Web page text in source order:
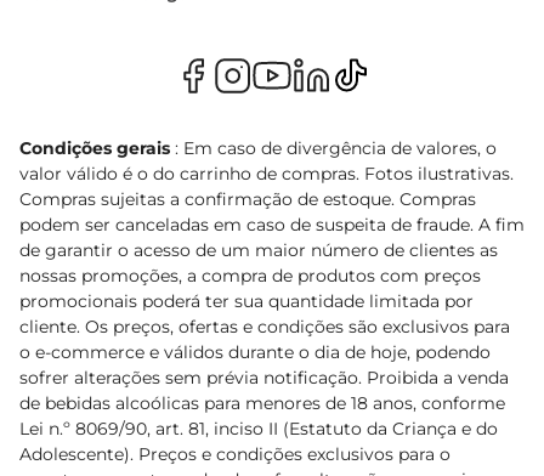
Condições gerais : Em caso de divergência de valores, o
valor válido é o do carrinho de compras. Fotos ilustrativas.
Compras sujeitas a confirmação de estoque. Compras
podem ser canceladas em caso de suspeita de fraude. A fim
de garantir o acesso de um maior número de clientes as
nossas promoções, a compra de produtos com preços
promocionais poderá ter sua quantidade limitada por
cliente. Os preços, ofertas e condições são exclusivos para
o e-commerce e válidos durante o dia de hoje, podendo
sofrer alterações sem prévia notificação. Proibida a venda
de bebidas alcoólicas para menores de 18 anos, conforme
Lei n.º 8069/90, art. 81, inciso II (Estatuto da Criança e do
Adolescente). Preços e condições exclusivos para o